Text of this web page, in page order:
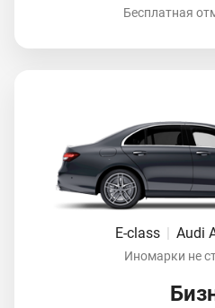
Бесплатная
E-class | Audi
Иномарки не